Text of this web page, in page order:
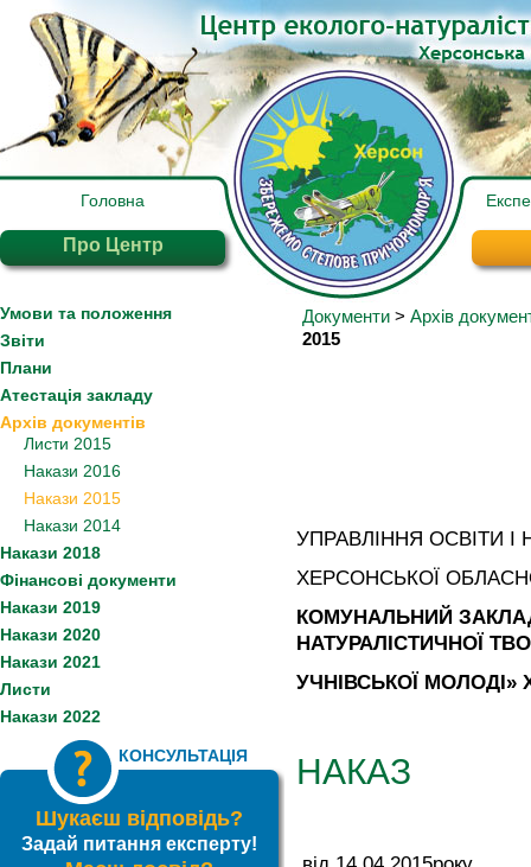
Головна
Про Центр
Умови та положення
Звіти
Плани
Атестація закладу
Архів документів
Листи 2015
Накази 2016
Накази 2015
Накази 2014
Накази 2018
Фінансові документи
Накази 2019
Накази 2020
Накази 2021
Листи
Накази 2022
КОНСУЛЬТАЦІЯ
Шукаєш відповідь?
Задай питання експерту!
Документи > Архів
2015
УПРАВЛІННЯ ОСВІТИ І
ХЕРСОНСЬКОЇ
КОМУНАЛЬНИЙ
НАТУРАЛІСТИЧНОЇ
УЧНІВСЬКОЇ МОЛОДІ»
НАКАЗ